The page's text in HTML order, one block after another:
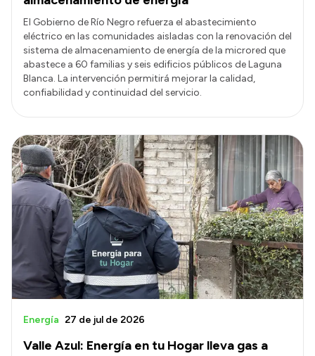
El Gobierno de Río Negro refuerza el abastecimiento
eléctrico en las comunidades aisladas con la renovación del
sistema de almacenamiento de energía de la microred que
abastece a 60 familias y seis edificios públicos de Laguna
Blanca. La intervención permitirá mejorar la calidad,
confiabilidad y continuidad del servicio.
Valle Azul: Energía en tu Hogar lleva gas a
Energía 27 de jul de 2026